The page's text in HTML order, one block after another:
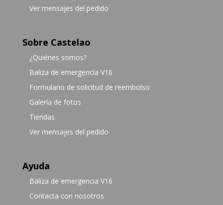
Ver mensajes del pedido
Sobre Castelao
¿Quiénes somos?
Baliza de emergencia V16
Formulario de solicitud de reembolso
Galería de fotos
Tiendas
Ver mensajes del pedido
Ayuda
Baliza de emergencia V16
Contacta con nosotros